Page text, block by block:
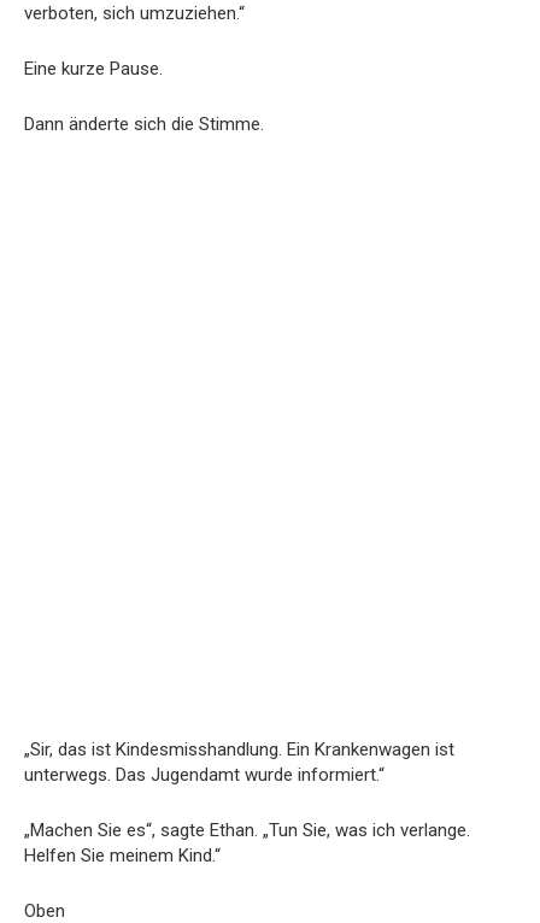
verboten, sich umzuziehen.“
Eine kurze Pause.
Dann änderte sich die Stimme.
„Sir, das ist Kindesmisshandlung. Ein Krankenwagen ist
unterwegs. Das Jugendamt wurde informiert.“
„Machen Sie es“, sagte Ethan. „Tun Sie, was ich verlange.
Helfen Sie meinem Kind.“
Oben